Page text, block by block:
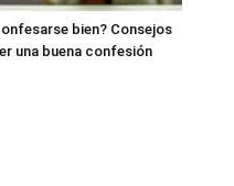
bien? Consejos
una buena confesión